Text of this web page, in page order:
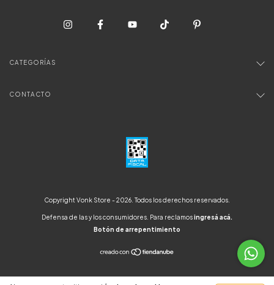
CATEGORÍAS
CONTACTO
Copyright Vonk Store - 2026. Todos los derechos reservados.
Defensa de las y los consumidores. Para reclamosingresá acá.
Botón de arrepentimiento